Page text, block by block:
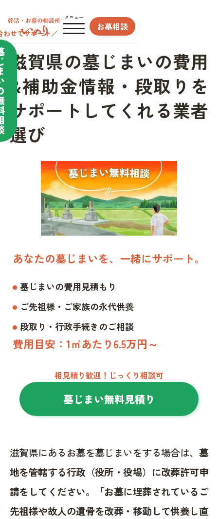
メニュー
お墓相談
わせてサポート／
滋賀県の墓じまいの費用
&補助金情報・段取りを
サポートしてくれる業者
選び
あなたの墓じまいを、一緒にサポート。
墓じまいの費用見積もり
ご先祖様・ご家族の永代供養
段取り・行政手続きのご相談
費用目安：1㎡あたり6.5万円～
相見積り歓迎！じっくり相談可
墓じまい無料見積り
滋賀県にあるお墓を墓じまいをする場合は、 墓
地を管轄する行政（役所・役場）に改葬許可申
請をしてください。「お墓に埋葬されているご
先祖様や故人の遺骨を改葬・移動して供養し直